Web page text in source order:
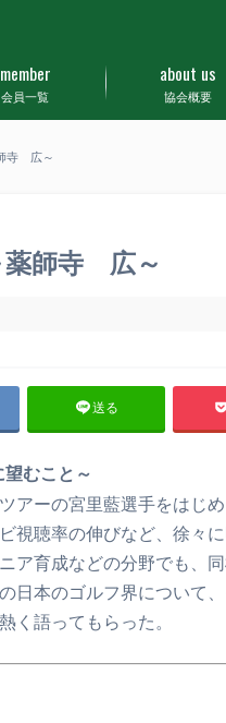
会員一覧
member
協会概要
about us
寺 広～
薬師寺 広～
送る
むこと～
アーの宮里藍選手をはじ
視聴率の伸びなど、徐々
ア育成などの分野でも、同
日本のゴルフ界について
く語ってもらった。